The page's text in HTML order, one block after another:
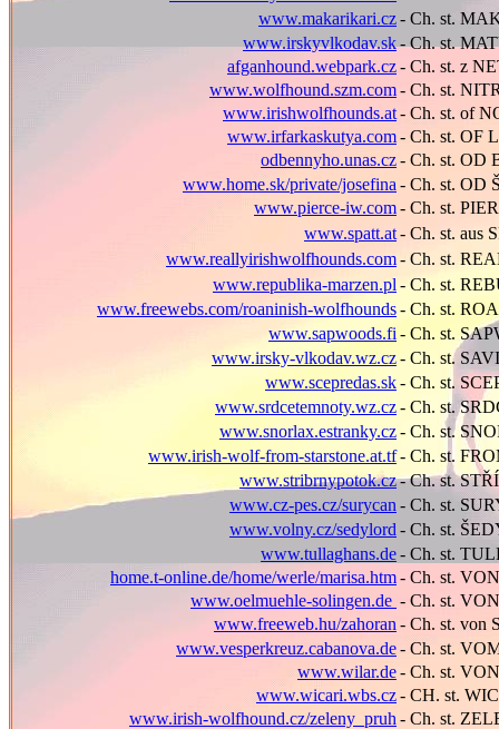
www.makarikari.cz- Ch. st.
www.irskyvlkodav.sk- Ch. st.
afganhound.webpark.cz- Ch. st. z
www.wolfhound.szm.com- Ch. st.
www.irishwolfhounds.at- Ch. st. of
www.irfarkaskutya.com- Ch. st. OF
odbennyho.unas.cz- Ch. st. OD
www.home.sk/private/josefina - Ch. st. OD
www.pierce-iw.com- Ch. st.
www.spatt.at- Ch. st. aus
www.reallyirishwolfhounds.com- Ch. st.
www.republika-marzen.pl - Ch. st.
www.freewebs.com/roaninish-wolfhounds- Ch. st.
www.sapwoods.fi - Ch. st.
www.irsky-vlkodav.wz.cz- Ch. st.
www.scepredas.sk- Ch. st.
www.srdcetemnoty.wz.cz- Ch. st.
www.snorlax.estranky.cz- Ch. st.
www.irish-wolf-from-starstone.at.tf- Ch. st.
www.stribrnypotok.cz- Ch. st.
www.cz-pes.cz/surycan - Ch. st.
www.volny.cz/sedylord - Ch. st.
www.tullaghans.de- Ch. st.
home.t-online.de/home/werle/marisa.htm- Ch. st.
www.oelmuehle-solingen.de - Ch. st.
www.freeweb.hu/zahoran - Ch. st. von
www.vesperkreuz.cabanova.de- Ch. st.
www.wilar.de- Ch. st.
www.wicari.wbs.cz- CH. st.
www.irish-wolfhound.cz/zeleny_pruh - Ch. st.